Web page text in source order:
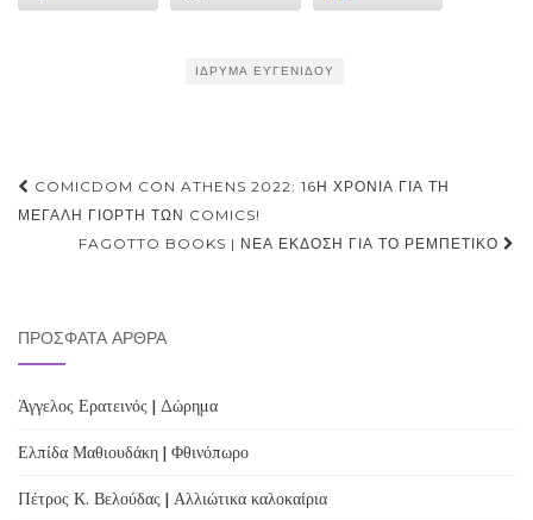
ΊΔΡΥΜΑ ΕΥΓΕΝΊΔΟΥ
Post
navigation
COMICDOM CON ATHENS 2022: 16Η ΧΡΟΝΙΆ ΓΙΑ ΤΗ
ΜΕΓΆΛΗ ΓΙΟΡΤΉ ΤΩΝ COMICS!
FAGOTTO BOOKS | ΝΈΑ ΈΚΔΟΣΗ ΓΙΑ ΤΟ ΡΕΜΠΈΤΙΚΟ
ΠΡΌΣΦΑΤΑ ΆΡΘΡΑ
Άγγελος Ερατεινός | Δώρημα
Ελπίδα Μαθιουδάκη | Φθινόπωρο
Πέτρος Κ. Βελούδας | Αλλιώτικα καλοκαίρια